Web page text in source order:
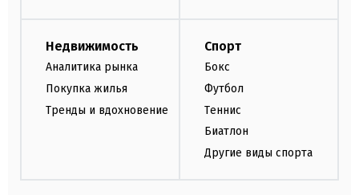
Недвижимость
Аналитика рынка
Покупка жилья
Тренды и вдохновение
Спорт
Бокс
Футбол
Теннис
Биатлон
Другие виды спорта